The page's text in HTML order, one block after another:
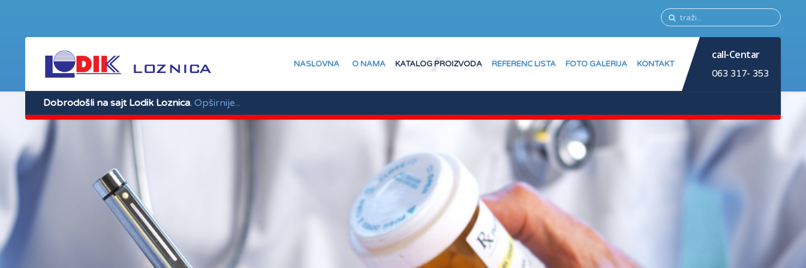
NASLOVNA O NAMA KATALOG PROIZVODA REFERENC LISTA FOTO GALERIJA KONTAKT
call-Centar
063 317- 353
Dobrodošli na sajt Lodik Loznica. Opširnije...